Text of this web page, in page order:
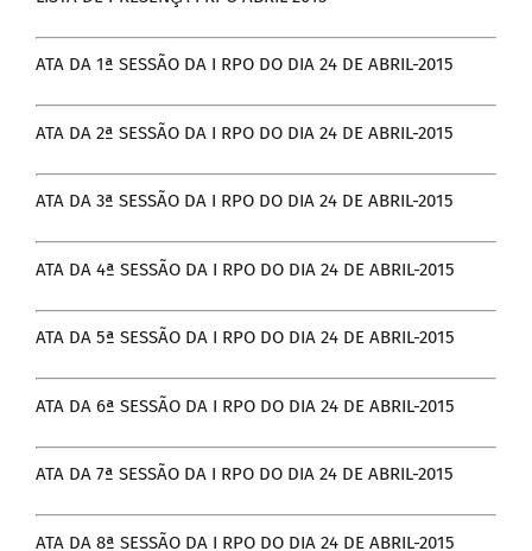
LEGISLAÇÃO
GALERIA DE FOTOS
FALE CONOSCO
ATA DA 1ª SESSÃO DA I RPO DO DIA 24 DE ABRIL-2015
ATA DA 2ª SESSÃO DA I RPO DO DIA 24 DE ABRIL-2015
ATA DA 3ª SESSÃO DA I RPO DO DIA 24 DE ABRIL-2015
ATA DA 4ª SESSÃO DA I RPO DO DIA 24 DE ABRIL-2015
ATA DA 5ª SESSÃO DA I RPO DO DIA 24 DE ABRIL-2015
ATA DA 6ª SESSÃO DA I RPO DO DIA 24 DE ABRIL-2015
ATA DA 7ª SESSÃO DA I RPO DO DIA 24 DE ABRIL-2015
ATA DA 8ª SESSÃO DA I RPO DO DIA 24 DE ABRIL-2015